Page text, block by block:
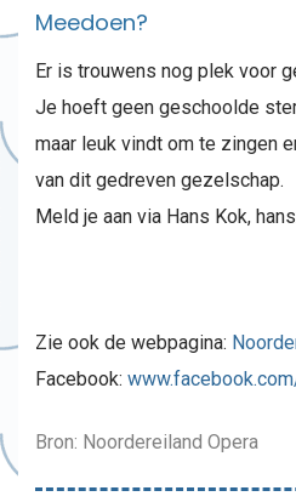
Meedoen?
Er is trouwens nog plek voor
Je hoeft geen geschoolde
maar leuk vindt om te zingen
van dit gedreven gezelschap.
Meld je aan via Hans Kok,
Zie ook de webpagina:
Facebook:
Bron: Noordereiland Opera